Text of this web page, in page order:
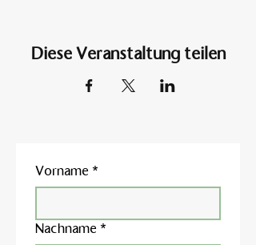
Diese Veranstaltung teilen
Vorname *
Nachname *